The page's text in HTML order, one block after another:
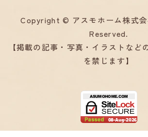
Copyright © アスモホーム株式
Reserved.
【掲載の記事・写真・イラストなど
を禁じます】